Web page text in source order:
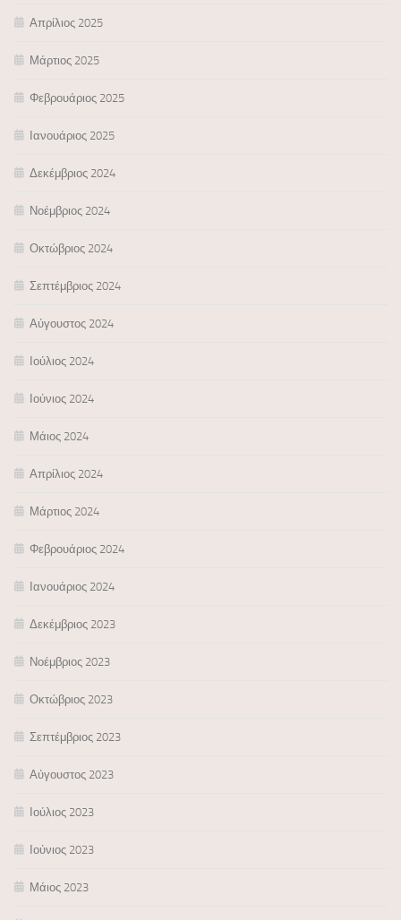
Απρίλιος 2025
Μάρτιος 2025
Φεβρουάριος 2025
Ιανουάριος 2025
Δεκέμβριος 2024
Νοέμβριος 2024
Οκτώβριος 2024
Σεπτέμβριος 2024
Αύγουστος 2024
Ιούλιος 2024
Ιούνιος 2024
Μάιος 2024
Απρίλιος 2024
Μάρτιος 2024
Φεβρουάριος 2024
Ιανουάριος 2024
Δεκέμβριος 2023
Νοέμβριος 2023
Οκτώβριος 2023
Σεπτέμβριος 2023
Αύγουστος 2023
Ιούλιος 2023
Ιούνιος 2023
Μάιος 2023